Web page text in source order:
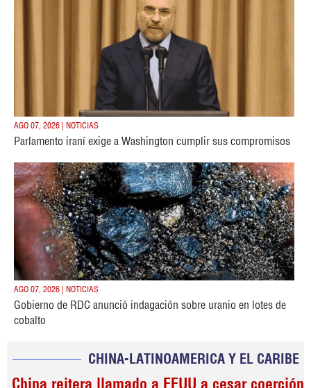
AGO 07, 2026 | NOTICIAS
Parlamento iraní exige a Washington cumplir sus compromisos
AGO 07, 2026 | NOTICIAS
Gobierno de RDC anunció indagación sobre uranio en lotes de
cobalto
CHINA-LATINOAMERICA Y EL CARIBE